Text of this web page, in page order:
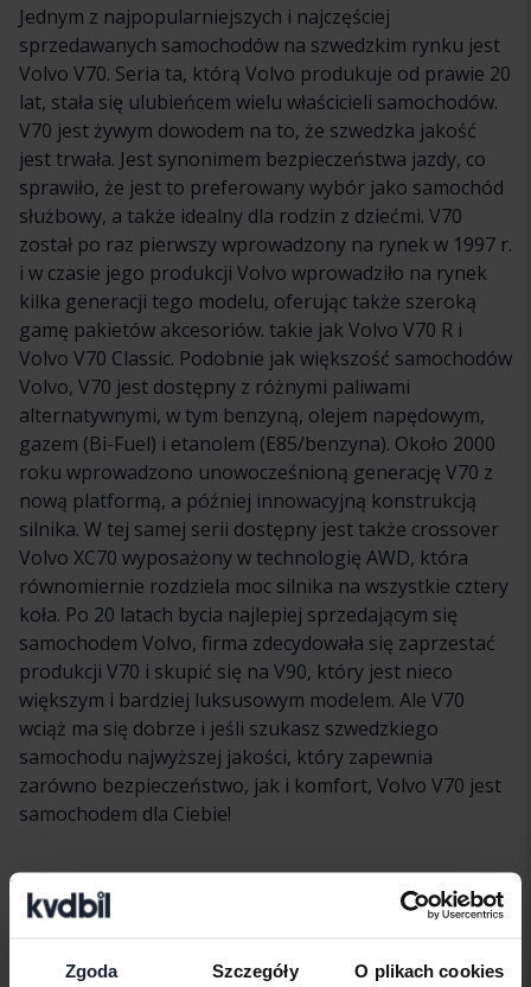
Zgoda Szczegóły O plikach cookies
Jednym z najpopularniejszych i najczęściej
sprzedawanych samochodów na szwedzkim rynku jest
Volvo V70. Seria ta, którą Volvo produkuje od prawie 20
lat, stała się ulubieńcem wielu właścicieli samochodów.
V70 jest żywym dowodem na to, że szwedzka jakość
jest trwała. Jest synonimem bezpieczeństwa jazdy, co
sprawiło, że jest to preferowany wybór jako samochód
służbowy, a także idealny dla rodzin z dziećmi. V70
został po raz pierwszy wprowadzony na rynek w 1997 r.
i w czasie jego produkcji Volvo wprowadziło na rynek
kilka generacji tego modelu, oferując także szeroką
gamę pakietów akcesoriów. takie jak Volvo V70 R i
Volvo V70 Classic. Podobnie jak większość samochodów
Volvo, V70 jest dostępny z różnymi paliwami
alternatywnymi, w tym benzyną, olejem napędowym,
gazem (Bi-Fuel) i etanolem (E85/benzyna). Około 2000
roku wprowadzono unowocześnioną generację V70 z
nową platformą, a później innowacyjną konstrukcją
silnika. W tej samej serii dostępny jest także crossover
Volvo XC70 wyposażony w technologię AWD, która
równomiernie rozdziela moc silnika na wszystkie cztery
koła. Po 20 latach bycia najlepiej sprzedającym się
samochodem Volvo, firma zdecydowała się zaprzestać
produkcji V70 i skupić się na V90, który jest nieco
większym i bardziej luksusowym modelem. Ale V70
wciąż ma się dobrze i jeśli szukasz szwedzkiego
samochodu najwyższej jakości, który zapewnia
zarówno bezpieczeństwo, jak i komfort, Volvo V70 jest
samochodem dla Ciebie!
Pojazdy